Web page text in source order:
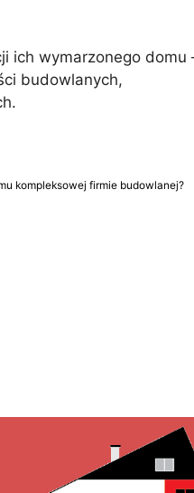
ich wymarzonego domu
budowlanych,
kompleksowej firmie budowlanej?